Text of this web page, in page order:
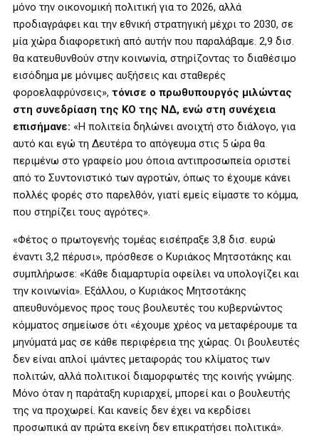
μόνο την οικονομική πολιτική για το 2026, αλλά
προδιαγράφει και την εθνική στρατηγική μέχρι το 2030, σε
μία χώρα διαφορετική από αυτήν που παραλάβαμε. 2,9 δισ.
θα κατευθυνθούν στην κοινωνία, στηρίζοντας το διαθέσιμο
εισόδημα με μόνιμες αυξήσεις και σταθερές
φοροελαφρύνσεις», τόνισε ο πρωθυπουργός μιλώντας
στη συνεδρίαση της ΚΟ της ΝΔ, ενώ στη συνέχεια
επισήμανε: «Η πολιτεία δηλώνει ανοιχτή στο διάλογο, για
αυτό και εγώ τη Δευτέρα το απόγευμα στις 5 ώρα θα
περιμένω στο γραφείο μου όποια αντιπροσωπεία οριστεί
από το Συντονιστικό των αγροτών, όπως το έχουμε κάνει
πολλές φορές στο παρελθόν, γιατί εμείς είμαστε το κόμμα,
που στηρίζει τους αγρότες».
«Φέτος ο πρωτογενής τομέας εισέπραξε 3,8 δισ. ευρώ
έναντι 3,2 πέρυσι», πρόσθεσε ο Κυριάκος Μητσοτάκης και
συμπλήρωσε: «Κάθε διαμαρτυρία οφείλει να υπολογίζει και
την κοινωνία». Εξάλλου, ο Κυριάκος Μητσοτάκης
απευθυνόμενος προς τους βουλευτές του κυβερνώντος
κόμματος σημείωσε ότι «έχουμε χρέος να μεταφέρουμε τα
μηνύματά μας σε κάθε περιφέρεια της χώρας. Οι βουλευτές
δεν είναι απλοί ιμάντες μεταφοράς του κλίματος των
πολιτών, αλλά πολιτικοί διαμορφωτές της κοινής γνώμης.
Μόνο όταν η παράταξη κυριαρχεί, μπορεί και ο βουλευτής
της να προχωρεί. Και κανείς δεν έχει να κερδίσει
προσωπικά αν πρώτα εκείνη δεν επικρατήσει πολιτικά».